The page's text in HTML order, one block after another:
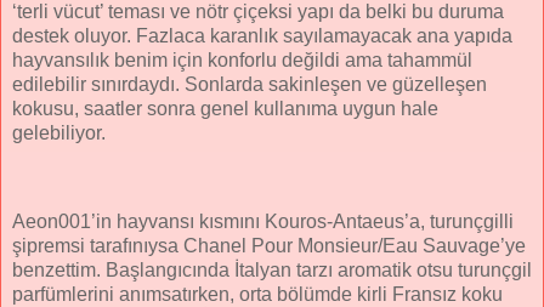
‘terli vücut’ teması ve nötr çiçeksi yapı da belki bu duruma
destek oluyor. Fazlaca karanlık sayılamayacak ana yapıda
hayvansılık benim için konforlu değildi ama tahammül
edilebilir sınırdaydı. Sonlarda sakinleşen ve güzelleşen
kokusu, saatler sonra genel kullanıma uygun hale
gelebiliyor.
Aeon001’in hayvansı kısmını Kouros-Antaeus’a, turunçgilli
şipremsi tarafınıysa Chanel Pour Monsieur/Eau Sauvage’ye
benzettim. Başlangıcında İtalyan tarzı aromatik otsu turunçgil
parfümlerini anımsatırken, orta bölümde kirli Fransız koku